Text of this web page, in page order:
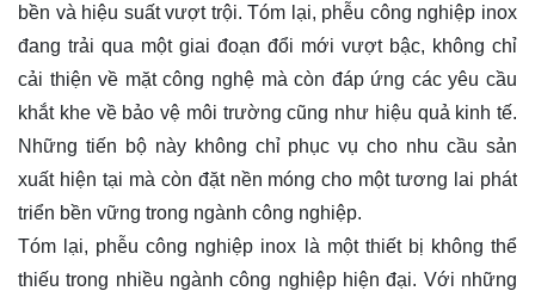
bền và hiệu suất vượt trội. Tóm lại, phễu công nghiệp inox
đang trải qua một giai đoạn đổi mới vượt bậc, không chỉ
cải thiện về mặt công nghệ mà còn đáp ứng các yêu cầu
khắt khe về bảo vệ môi trường cũng như hiệu quả kinh tế.
Những tiến bộ này không chỉ phục vụ cho nhu cầu sản
xuất hiện tại mà còn đặt nền móng cho một tương lai phát
triển bền vững trong ngành công nghiệp.
Tóm lại, phễu công nghiệp inox là một thiết bị không thể
thiếu trong nhiều ngành công nghiệp hiện đại. Với những